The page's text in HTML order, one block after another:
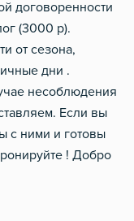
договоренности
(3000 р).
от сезона,
дни .
несоблюдения
Если вы
с ними и готовы
! Добро